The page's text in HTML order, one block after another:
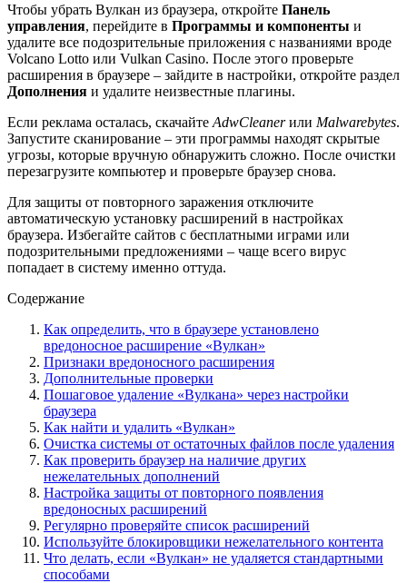
Чтобы убрать Вулкан из браузера, откройте Панель
управления, перейдите в Программы и компоненты и
удалите все подозрительные приложения с названиями вроде
Volcano Lotto или Vulkan Casino. После этого проверьте
расширения в браузере – зайдите в настройки, откройте раздел
Дополнения и удалите неизвестные плагины.
Если реклама осталась, скачайте AdwCleanerили Malwarebytes.
Запустите сканирование – эти программы находят скрытые
угрозы, которые вручную обнаружить сложно. После очистки
перезагрузите компьютер и проверьте браузер снова.
Для защиты от повторного заражения отключите
автоматическую установку расширений в настройках
браузера. Избегайте сайтов с бесплатными играми или
подозрительными предложениями – чаще всего вирус
попадает в систему именно оттуда.
Содержание
Как определить, что в браузере установлено
вредоносное расширение «Вулкан»
Признаки вредоносного расширения
Дополнительные проверки
Пошаговое удаление «Вулкана» через настройки
браузера
Как найти и удалить «Вулкан»
Очистка системы от остаточных файлов после удаления
Как проверить браузер на наличие других
нежелательных дополнений
Настройка защиты от повторного появления
вредоносных расширений
Регулярно проверяйте список расширений
Используйте блокировщики нежелательного контента
Что делать, если «Вулкан» не удаляется стандартными
способами